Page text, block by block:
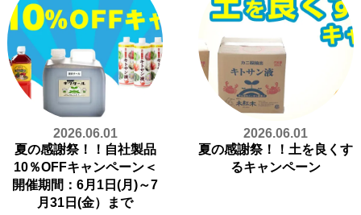
2026.06.01
夏の感謝祭！！自社製品
10％OFFキャンペーン＜
開催期間：6月1日(月)～7
月31日(金）まで
2026.06.01
夏の感謝祭！！土を良くす
るキャンペーン